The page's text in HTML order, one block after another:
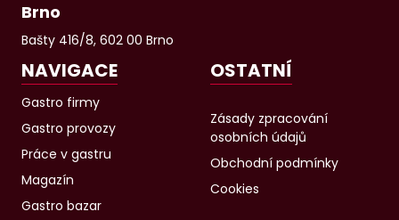
Brno
Bašty 416/8, 602 00 Brno
NAVIGACE
Gastro firmy
Gastro provozy
Práce v gastru
Magazín
Gastro bazar
OSTATNÍ
Zásady zpracování
osobních údajů
Obchodní podmínky
Cookies